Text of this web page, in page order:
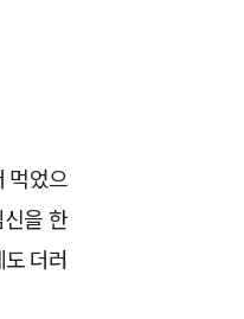
먹었으
을 한
더러